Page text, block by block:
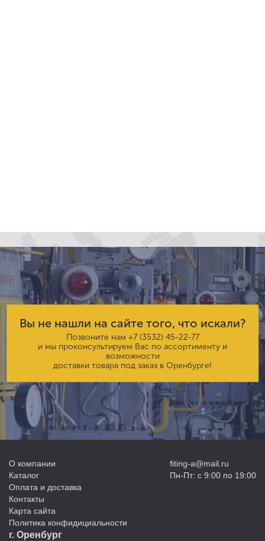
Вы не нашли на сайте того, что искали?
Позвоните нам +7 (3532) 45-22-77
и мы проконсультируем Вас по ассортименту и
возможности
доставки товара под заказ в Оренбурге!
О компании
Каталог
Оплата и доставка
Контакты
Карта сайта
Политика конфидициальности
fiting-a@mail.ru
Пн-Пт: с 9:00 по 19:00
г. Оренбург